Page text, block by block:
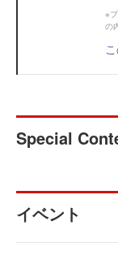
※
の
Special
イベント